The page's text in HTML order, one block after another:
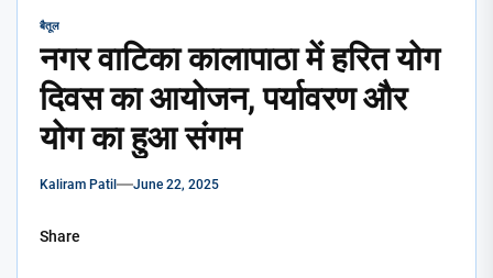
बैतूल
नगर वाटिका कालापाठा में हरित योग
दिवस का आयोजन, पर्यावरण और
योग का हुआ संगम
Kaliram Patil June 22, 2025
Share